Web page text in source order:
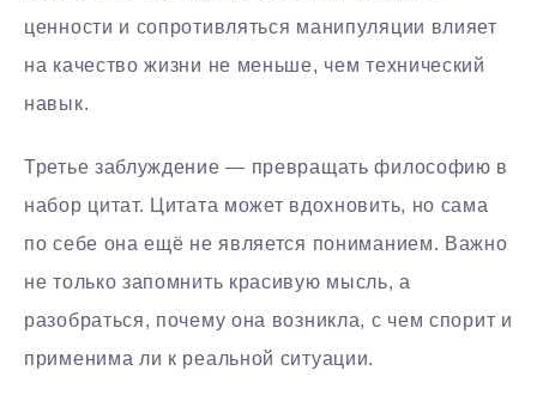
ценности и сопротивляться манипуляции влияет
на качество жизни не меньше, чем технический
навык.
Третье заблуждение — превращать философию в
набор цитат. Цитата может вдохновить, но сама
по себе она ещё не является пониманием. Важно
не только запомнить красивую мысль, а
разобраться, почему она возникла, с чем спорит и
применима ли к реальной ситуации.